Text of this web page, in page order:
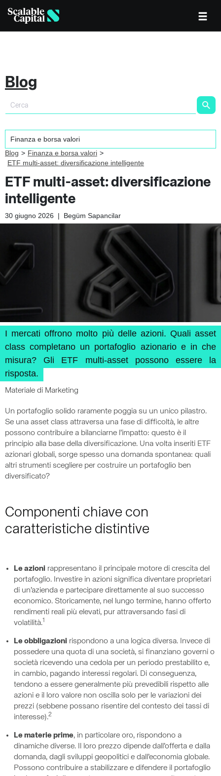
Blog
Blog
Finanza e borsa valori
ETF multi-asset: diversificazione intelligente
ETF multi-asset: diversificazione
intelligente
30 giugno 2026 | Begüm Sapancilar
I mercati offrono molto più delle azioni. Quali asset
class completano un portafoglio azionario e in che
misura? Gli ETF multi-asset possono essere la
risposta.
Materiale di Marketing
Un portafoglio solido raramente poggia su un unico pilastro.
Se una asset class attraversa una fase di difficoltà, le altre
possono contribuire a bilanciarne l’impatto: questo è il
principio alla base della diversificazione. Una volta inseriti ETF
azionari globali, sorge spesso una domanda spontanea: quali
altri strumenti scegliere per costruire un portafoglio ben
diversificato?
Componenti chiave con
caratteristiche distintive
Le azioni rappresentano il principale motore di crescita del
portafoglio. Investire in azioni significa diventare proprietari
di un’azienda e partecipare direttamente al suo successo
economico. Storicamente, nel lungo termine, hanno offerto
rendimenti reali più elevati, pur attraversando fasi di
volatilità.1
Le obbligazioni rispondono a una logica diversa. Invece di
possedere una quota di una società, si finanziano governi o
società ricevendo una cedola per un periodo prestabilito e,
in cambio, pagando interessi regolari. Di conseguenza,
tendono a essere generalmente più prevedibili rispetto alle
azioni e il loro valore non oscilla solo per le variazioni dei
prezzi (sebbene possano risentire del contesto dei tassi di
interesse).2
Le materie prime, in particolare oro, rispondono a
dinamiche diverse. Il loro prezzo dipende dall’offerta e dalla
domanda, dagli sviluppi geopolitici e dall’economia globale.
Possono contribuire a stabilizzare e difendere il portafoglio